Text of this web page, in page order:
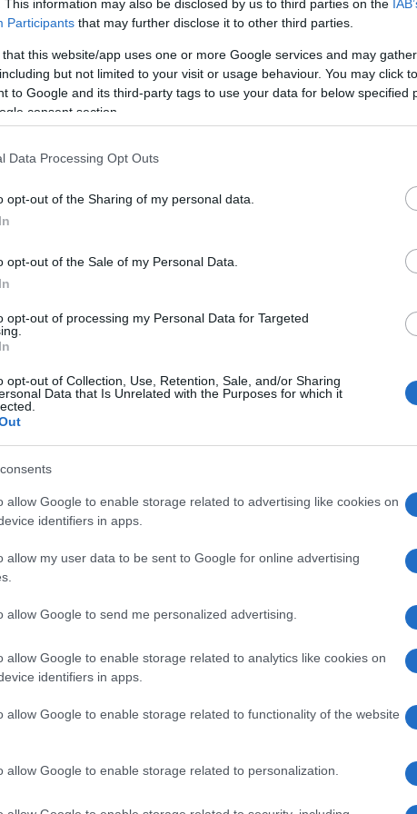
This information may also be disclosed by us to third parties on the
Participants that may further disclose it to other third parties.
that this website/app uses one or more Google services and may
but not limited to your visit or usage behaviour. You may click
to Google and its third-party tags to use your data for below specified
consent section.
Data Processing Opt Outs
opt-out of the Sharing of my personal data.
opt-out of the Sale of my Personal Data.
opt-out of processing my Personal Data for Targeted
opt-out of Collection, Use, Retention, Sale, and/or Sharing
Data that Is Unrelated with the Purposes for which it
allow Google to enable storage related to advertising like cookies on
identifiers in apps.
allow my user data to be sent to Google for online advertising
allow Google to send me personalized advertising.
allow Google to enable storage related to analytics like cookies on
identifiers in apps.
allow Google to enable storage related to functionality of the website
allow Google to enable storage related to personalization.
μεταβολή. Θα φτάσει στα
Ιόνιο, τα νησιά του Ανατολικού
τους 34 με 36 βαθμούς και στην
βαθμούς Κελσίου.
– απογευματινές ώρες θα
Μακεδονία θα εκδηλωθούν τοπικοί
στα ορεινά.
στα ανατολικά ανατολικοί
βόρειες διευθύνσεις 3 με 4, στα
Κελσίου. Στη δυτική Μακεδονία